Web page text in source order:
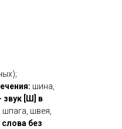
шина,
звук [Ш] в
швея,
без